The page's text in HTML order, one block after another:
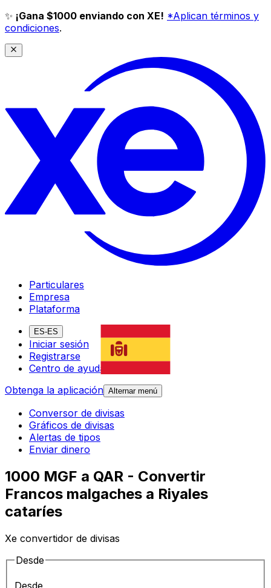
✨ ¡Gana $1000 enviando con XE! *Aplican términos y
condiciones.
Particulares
Empresa
Plataforma
ES-ES
Iniciar sesión
Registrarse
Centro de ayuda
Obtenga la aplicación Alternar menú
Conversor de divisas
Gráficos de divisas
Alertas de tipos
Enviar dinero
1000 MGF a QAR - Convertir
Francos malgaches a Riyales
cataríes
Xe convertidor de divisas
Desde
Desde